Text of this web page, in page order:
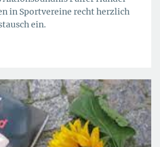
in Sportvereine recht herzlich
ein.